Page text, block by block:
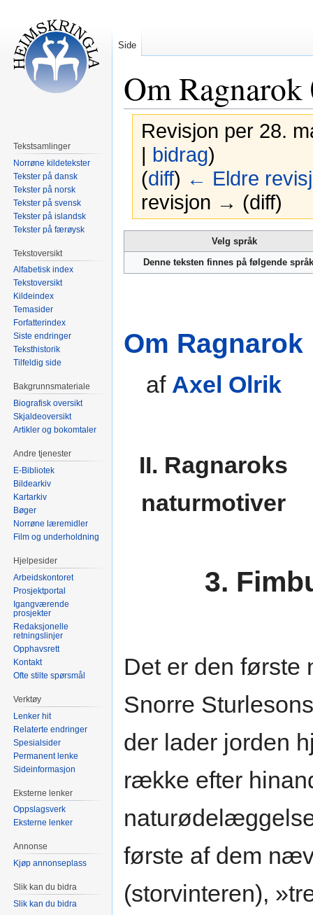
Om Ragnarok
Revisjon per 28.
| bidrag)
(diff) ← Eldre
revisjon → (diff)
til
navigering
til
Velg språk
Denne teksten finnes på følgende
Om Ragnarok
af Axel Olrik
II. Ragnaroks
naturmotiver
3.
Det er den første
Snorre
der lader jorden
række efter
første af dem
(storvinteren),
Side
Tekstsamlinger
Norrøne kildetekster
Tekster på dansk
Tekster på norsk
Tekster på svensk
Tekster på islandsk
Tekster på færøysk
Tekstoversikt
Alfabetisk index
Tekstoversikt
Kildeindex
Temasider
Forfatterindex
Siste endringer
Teksthistorik
Tilfeldig side
Bakgrunnsmateriale
Biografisk oversikt
Skjaldeoversikt
Artikler og bokomtaler
Andre tjenester
E-Bibliotek
Bildearkiv
Kartarkiv
Bøger
Norrøne læremidler
Film og underholdning
Hjelpesider
Arbeidskontoret
Prosjektportal
Igangværende
prosjekter
Redaksjonelle
retningslinjer
Opphavsrett
Kontakt
Ofte stilte spørsmål
Verktøy
Lenker hit
Relaterte endringer
Spesialsider
Permanent lenke
Sideinformasjon
Eksterne lenker
Oppslagsverk
Eksterne lenker
Annonse
Kjøp annonseplass
Slik kan du bidra
Slik kan du bidra